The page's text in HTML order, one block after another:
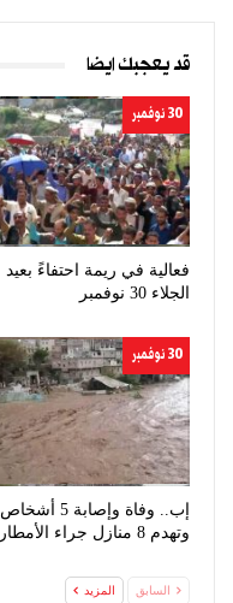
قد يعجبك ايضا
30 نوفمبر
فعالية في ريمة احتفاءً بعيد
الجلاء 30 نوفمبر
30 نوفمبر
إب.. وفاة وإصابة 5 أشخاص
وتهدم 8 منازل جراء الأمطار
السابق المزيد